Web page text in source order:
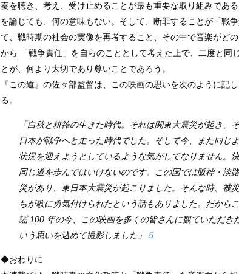
奏を聴き、考え、受け止めることが最も重要な取り組みであ
を論じても、何の意味もない。そして、断罪することが「戦
て、戦時期の社会の実像を再考すること、その中で音楽がど
から 「戦争責任」を自らのこととして考えた上で、二度と同
とが、何より大切であり尊いことであろう。
『この道』の佐々部監督は、この映画の思いを次のように記
る。
「白秋と耕筰の生きた時代。それは関東大震災が起き、
日本が戦争へと走った時代でした。そして今、また同じ
状況を迎えようとしているような気がしてなりません。
同じ道を歩んではいけないのです。この国では阪神・淡
災があり、東日本大震災が起こりました。そんな時、被
ちが歌に勇気付けられたという話もありました。だから
謡 100 年の今、この映画を多くの皆さんに観ていただき
いう思いを込めて撮影しました」
５
◆おわりに